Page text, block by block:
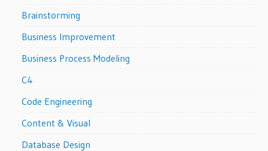
Brainstorming
Business Improvement
Business Process Modeling
C4
Code Engineering
Content & Visual
Database Design